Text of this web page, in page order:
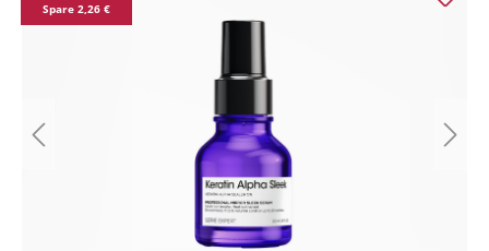
Spare 2,26 €